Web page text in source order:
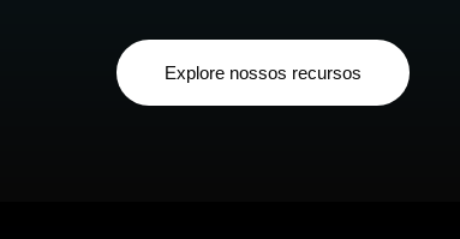
Explore nossos recursos